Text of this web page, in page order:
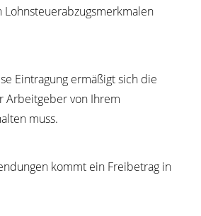
Eintragung ermäßigt sich die
Arbeitgeber von Ihrem
muss.
kommt ein Freibetrag in